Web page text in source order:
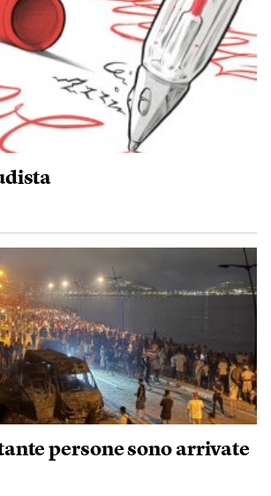
persone sono arrivate